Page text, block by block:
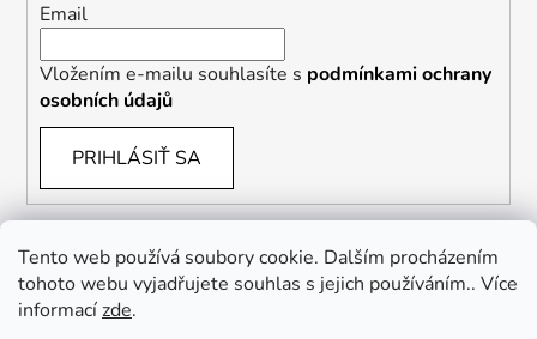
Tento web používá soubory cookie. Dalším procházením
tohoto webu vyjadřujete souhlas s jejich používáním.. Více
informacízde.
Email
Vložením e-mailu souhlasíte s podmínkami ochrany
osobních údajů
PRIHLÁSIŤ SA